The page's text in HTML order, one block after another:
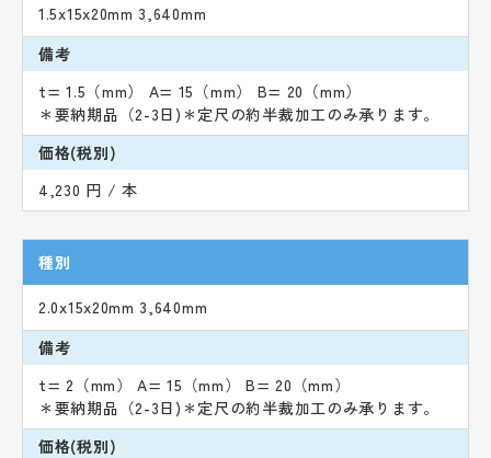
1.5x15x20mm 3,640mm
備考
t= 1.5（mm） A= 15（mm） B= 20（mm）
＊要納期品（2-3日)＊定尺の約半裁加工のみ承ります。
価格(税別)
4,230 円 / 本
種別
2.0x15x20mm 3,640mm
備考
t= 2（mm） A= 15（mm） B= 20（mm）
＊要納期品（2-3日)＊定尺の約半裁加工のみ承ります。
価格(税別)